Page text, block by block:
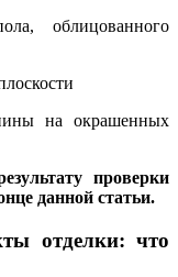
облицованного
на окрашенных
проверки
данной статьи.
отделки: что